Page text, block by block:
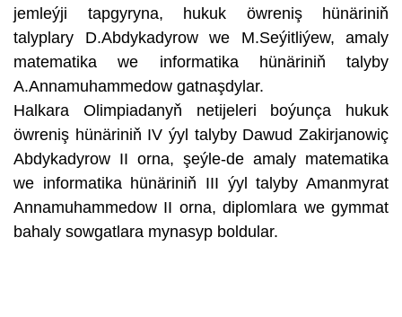
jemleýji tapgyryna, hukuk öwreniş hünäriniň
talyplary D.Abdykadyrow we M.Seýitliýew, amaly
matematika we informatika hünäriniň talyby
A.Annamuhammedow gatnaşdylar.
Halkara Olimpiadanyň netijeleri boýunça hukuk
öwreniş hünäriniň IV ýyl talyby Dawud Zakirjanowiç
Abdykadyrow II orna, şeýle-de amaly matematika
we informatika hünäriniň III ýyl talyby Amanmyrat
Annamuhammedow II orna, diplomlara we gymmat
bahaly sowgatlara mynasyp boldular.